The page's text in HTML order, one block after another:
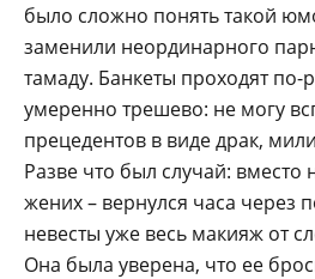
было сложно понять такой
заменили неординарного
тамаду. Банкеты проходят по-
умеренно трешево: не могу
прецедентов в виде драк,
Разве что был случай: вместо
жених – вернулся часа через
невесты уже весь макияж от
Она была уверена, что ее